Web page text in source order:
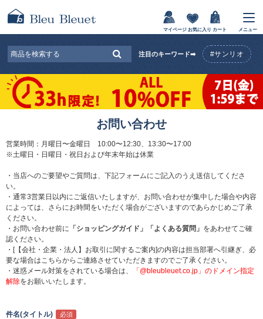
マイページ お気に入り カート メニュー
注目のキーワード➡ #サンリオ
お問い合わせ
営業時間：月曜日〜金曜日 10:00〜12:30、13:30〜17:00
※土曜日・日曜日・祝日および年末年始は休業
・当店へのご要望やご質問は、下記フォームにご記入のうえ送信してくださ
い。
・通常3営業日以内にご返信いたしますが、お問い合わせが集中した場合や内容
によっては、さらにお時間をいただく場合がございますのであらかじめご了承
ください。
・お問い合わせ前に 「ショッピングガイド」 「よくある質問」 をあわせてご確
認ください。
・[【会社・企業・法人】お取引に関するご案内]の内容は担当部署へ引継ぎ、必
要な場合はこちらからご連絡させていただきますのでご了承ください。
・迷惑メール対策をされている場合は、
「@bleubleuet.co.jp」のドメイン指定
解除をお願いいたします。
件名(タイトル)